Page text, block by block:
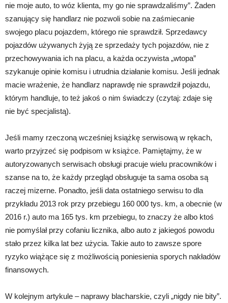
nie moje auto, to wóz klienta, my go nie sprawdzaliśmy”. Żaden
szanujący się handlarz nie pozwoli sobie na zaśmiecanie
swojego placu pojazdem, którego nie sprawdził. Sprzedawcy
pojazdów używanych żyją ze sprzedaży tych pojazdów, nie z
przechowywania ich na placu, a każda oczywista „wtopa”
szykanuje opinie komisu i utrudnia działanie komisu. Jeśli jednak
macie wrażenie, że handlarz naprawdę nie sprawdził pojazdu,
którym handluje, to też jakoś o nim świadczy (czytaj: zdaje się
nie być specjalistą).
Jeśli mamy rzeczoną wcześniej książkę serwisową w rękach,
warto przyjrzeć się podpisom w książce. Pamiętajmy, że w
autoryzowanych serwisach obsługi pracuje wielu pracowników i
szanse na to, że każdy przegląd obsługuje ta sama osoba są
raczej mizerne. Ponadto, jeśli data ostatniego serwisu to dla
przykładu 2013 rok przy przebiegu 160 000 tys. km, a obecnie (w
2016 r.) auto ma 165 tys. km przebiegu, to znaczy że albo ktoś
nie pomyślał przy cofaniu licznika, albo auto z jakiegoś powodu
stało przez kilka lat bez użycia. Takie auto to zawsze spore
ryzyko wiążące się z możliwością poniesienia sporych nakładów
finansowych.
W kolejnym artykule – naprawy blacharskie, czyli „nigdy nie bity”.